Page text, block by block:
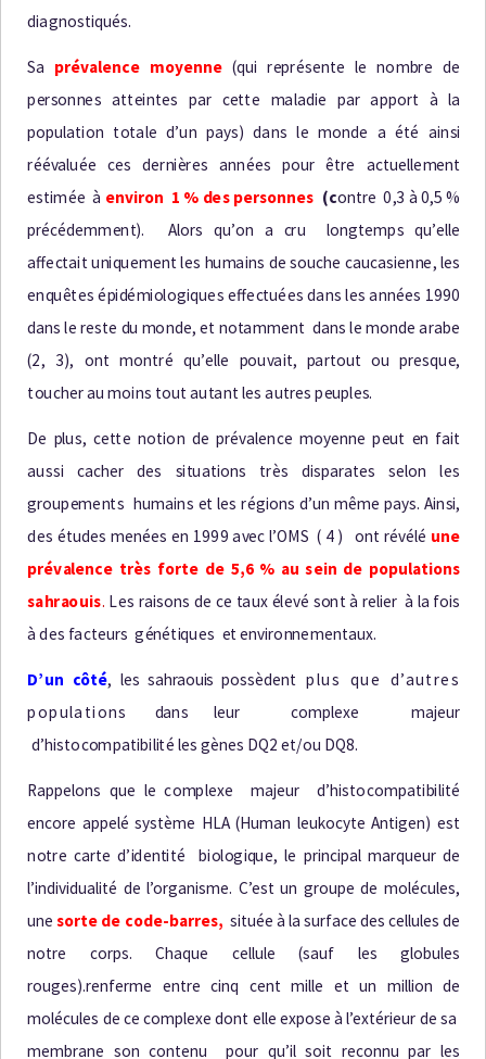
diagnostiqués.
Sa prévalence moyenne(quireprésentelenombre de
personnesatteintes par cette maladie parapport àla
population totaled’un pays)danslemonde aété ainsi
réévaluéecesdernièresannéespourêtre actuellement
estimée à environ 1 % des personnes (contre0,3 à 0,5 %
précédemment). Alorsqu’on a crulongtempsqu’elle
affectaituniquementles humains desouche caucasienne,les
enquêtesépidémiologiqueseffectuéesdanslesannées 1990
dansle reste du monde,et notamment danslemondearabe
(2, 3), ont montré qu’elle pouvait, partoutoupresque,
toucherau moins toutautant les autrespeuples.
De plus, cettenotion deprévalence moyennepeut en fait
aussi cacherdes situations très disparatesselonles
groupements humains etlesrégions d’unmêmepays.Ainsi,
des étudesmenéesen 1999avecl’OMS (4)ont révélé une
prévalence très forte de 5,6 % ausein de populations
sahraouis. Les raisons de ce taux élevé sont à relier à la fois
àdes facteurs génétiques etenvironnementaux.
D’un côté, lessahraouis possèdent plus que d’autres
populations dans leur complexe majeur
d’histocompatibilité les gènes DQ2et/ou DQ8.
Rappelons que lecomplexe majeur d’histocompatibilité
encore appelé système HLA (Human leukocyte Antigen) est
notre carted’identité biologique, le principal marqueur de
l’individualité de l’organisme. C’est un groupe de molécules,
unesorte de code-barres, située à la surface des cellules de
notre corps. Chaque cellule (sauf les globules
rouges).renferme entre cinq cent mille et un million de
molécules de ce complexe dont elle expose à l’extérieur de sa
membrane son contenu pour qu’il soit reconnu par les